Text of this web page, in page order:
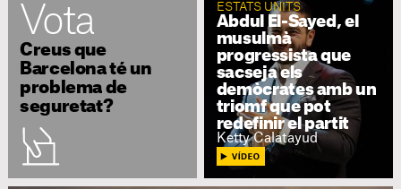
Vota
Creus que
Barcelona té un
problema de
seguretat?
ESTATS UNITS
Abdul El-Sayed, el
musulmà
progressista que
sacseja els
demòcrates amb un
triomf que pot
redefinir el partit
Ketty Calatayud